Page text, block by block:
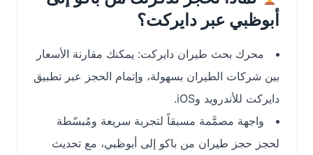
أبوظبي عبر دايركت؟
محرك بحث طيران دايركت: يمكنك مقارنة الأسعار
بين شركات الطيران بسهولة، وإتمام الحجز عبر تطبيق
دايركت للأندرويد وiOS.
واجهة مصمَّمة مسبقاً لتجربة سريعة ومُبسّطة
لحجز حجز طيران من باكو إلى أبوظبي، مع تحديث